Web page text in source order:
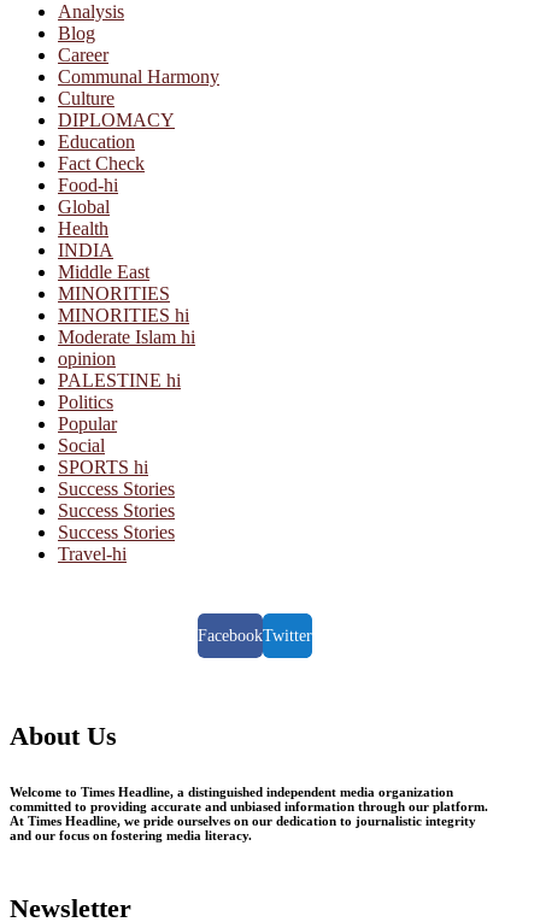
Analysis
Blog
Career
Communal Harmony
Culture
DIPLOMACY
Education
Fact Check
Food-hi
Global
Health
INDIA
Middle East
MINORITIES
MINORITIES hi
Moderate Islam hi
opinion
PALESTINE hi
Politics
Popular
Social
SPORTS hi
Success Stories
Success Stories
Success Stories
Travel-hi
FacebookTwitter
About Us
Welcome to Times Headline, a distinguished independent media organization
committed to providing accurate and unbiased information through our platform.
At Times Headline, we pride ourselves on our dedication to journalistic integrity
and our focus on fostering media literacy.
Newsletter